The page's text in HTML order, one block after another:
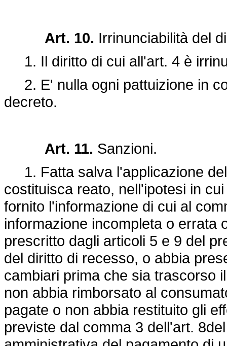
Art. 10. Irrinunciabilità del
1. Il diritto di cui all'art. 4 è
2. E' nulla ogni pattuizione in
decreto.
Art. 11. Sanzioni.
1. Fatta salva l'applicazione
costituisca reato, nell'ipotesi in
fornito l'informazione di cui al
informazione incompleta o errata
prescritto dagli articoli 5 e 9 del
del diritto di recesso, o abbia
cambiari prima che sia trascorso
non abbia rimborsato al
pagate o non abbia restituito gli
previste dal comma 3 dell'art.